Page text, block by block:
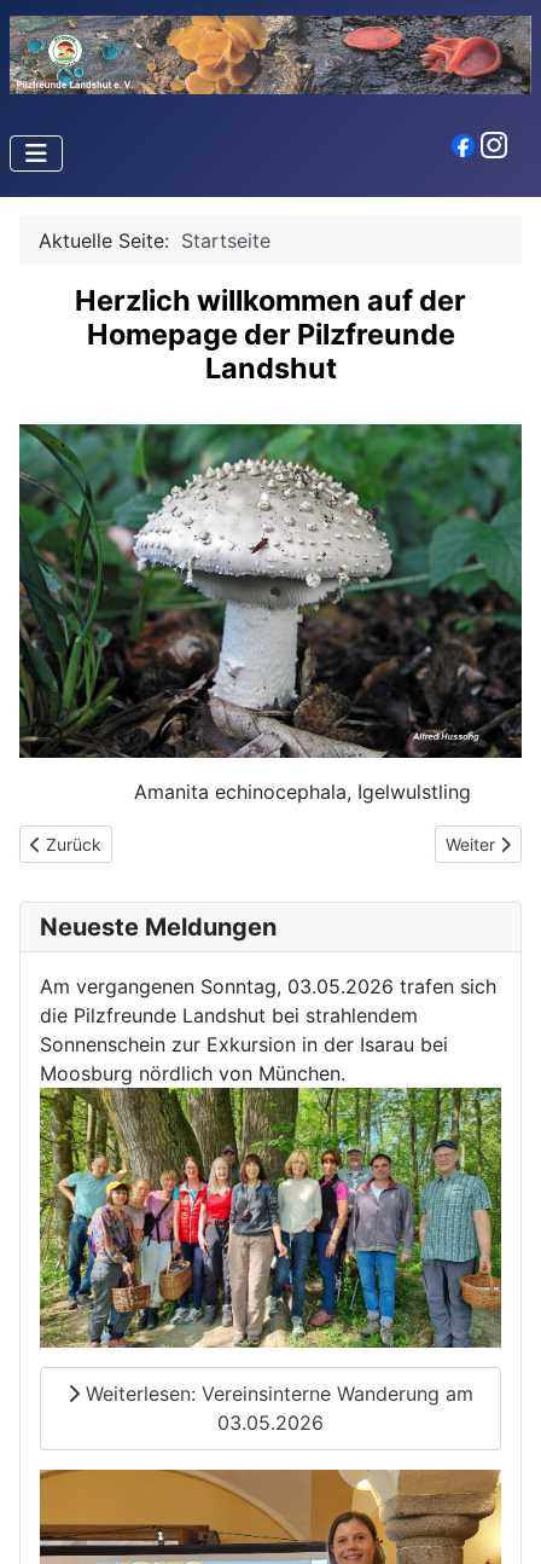
Aktuelle Seite: Startseite
Herzlich willkommen auf der
Homepage der Pilzfreunde
Landshut
Amanita echinocephala, Igelwulstling
Vorheriger Beitrag: Auf der Spur von Pfifferling &
Zurück Nächster
Weiter
Neueste Meldungen
Am vergangenen Sonntag, 03.05.2026 trafen sich
die Pilzfreunde Landshut bei strahlendem
Sonnenschein zur Exkursion in der Isarau bei
Moosburg nördlich von München.
Weiterlesen: Vereinsinterne Wanderung am
03.05.2026